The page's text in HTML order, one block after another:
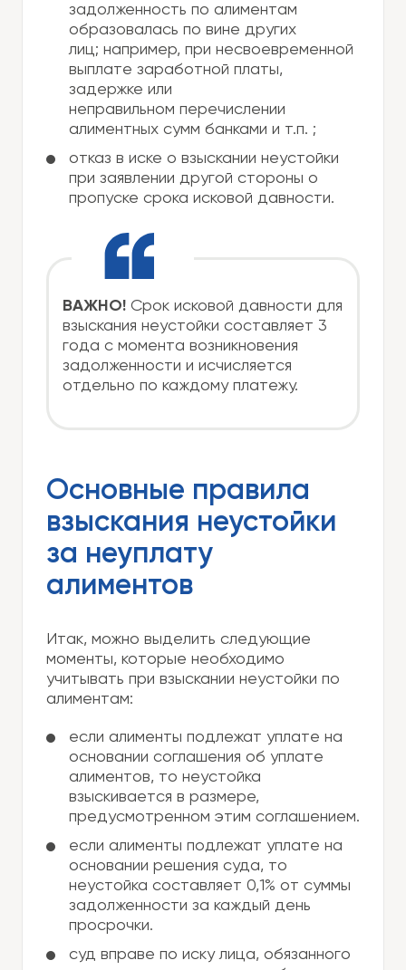
задолженность по алиментам
образовалась по вине других
лиц; например, при несвоевременной
выплате заработной платы,
задержке или
неправильном перечислении
алиментных сумм банками и т.п. ;
отказ в иске о взыскании неустойки
при заявлении другой стороны о
пропуске срока исковой давности.
ВАЖНО! Срок исковой давности для
взыскания неустойки составляет 3
года с момента возникновения
задолженности и исчисляется
отдельно по каждому платежу.
Основные правила
взыскания неустойки
за неуплату
алиментов
Итак, можно выделить следующие
моменты, которые необходимо
учитывать при взыскании неустойки по
алиментам:
если алименты подлежат уплате на
основании соглашения об уплате
алиментов, то неустойка
взыскивается в размере,
предусмотренном этим соглашением.
если алименты подлежат уплате на
основании решения суда, то
неустойка составляет 0,1% от суммы
задолженности за каждый день
просрочки.
суд вправе по иску лица, обязанного